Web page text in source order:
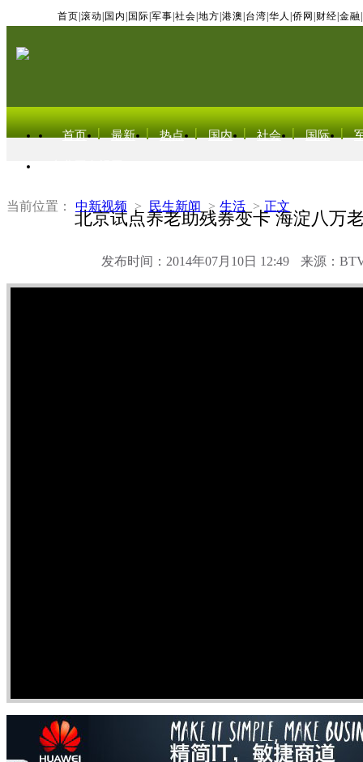
首页 滚动 国内 国际 军事 社会 地方 港澳 台湾 华人 侨网 财经 金融
首页 最新 热点 国内 社会 国际
当前位置： 中新视频 > 民生新闻 > 生活 > 正文
北京试点养老助残券变卡 海淀八万
发布时间：2014年07月10日 12:49 来源：